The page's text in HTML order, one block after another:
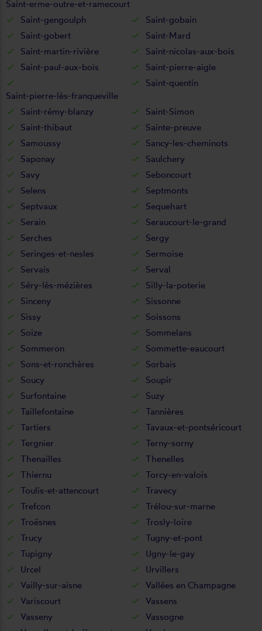
Saint-erme-outre-et-ramecourt
Saint-gengoulph
Saint-gobain
Saint-gobert
Saint-Mard
Saint-martin-rivière
Saint-nicolas-aux-bois
Saint-paul-aux-bois
Saint-pierre-aigle
Saint-pierre-lès-franqueville
Saint-quentin
Saint-rémy-blanzy
Saint-Simon
Saint-thibaut
Sainte-preuve
Samoussy
Sancy-les-cheminots
Saponay
Saulchery
Savy
Seboncourt
Selens
Septmonts
Septvaux
Sequehart
Serain
Seraucourt-le-grand
Serches
Sergy
Seringes-et-nesles
Sermoise
Servais
Serval
Séry-lès-mézières
Silly-la-poterie
Sinceny
Sissonne
Sissy
Soissons
Soize
Sommelans
Sommeron
Sommette-eaucourt
Sons-et-ronchères
Sorbais
Soucy
Soupir
Surfontaine
Suzy
Taillefontaine
Tannières
Tartiers
Tavaux-et-pontséricourt
Tergnier
Terny-sorny
Thenailles
Thenelles
Thiernu
Torcy-en-valois
Toulis-et-attencourt
Travecy
Trefcon
Trélou-sur-marne
Troësnes
Trosly-loire
Trucy
Tugny-et-pont
Tupigny
Ugny-le-gay
Urcel
Urvillers
Vailly-sur-aisne
Vallées en Champagne
Variscourt
Vassens
Vasseny
Vassogne